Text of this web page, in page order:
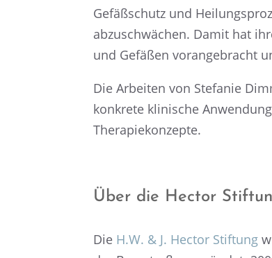
Gefäß­schutz und
abzuschwä­chen. Damit hat
und Gefäßen voran­ge­bracht
Die Arbei­ten von Stefa­nie
konkrete klini­sche
Therapiekonzepte.
Über die Hector
Die H.W. & J. Hector Stiftung